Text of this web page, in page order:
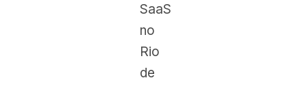
SaaS
no
Rio
de